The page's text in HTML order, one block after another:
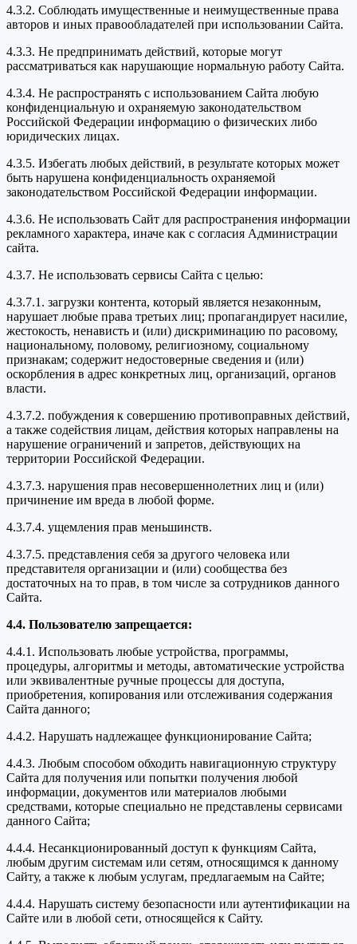
4.3.2. Соблюдать имущественные и неимущественные права
авторов и иных правообладателей при использовании Сайта.
4.3.3. Не предпринимать действий, которые могут
рассматриваться как нарушающие нормальную работу Сайта.
4.3.4. Не распространять с использованием Сайта любую
конфиденциальную и охраняемую законодательством
Российской Федерации информацию о физических либо
юридических лицах.
4.3.5. Избегать любых действий, в результате которых может
быть нарушена конфиденциальность охраняемой
законодательством Российской Федерации информации.
4.3.6. Не использовать Сайт для распространения информации
рекламного характера, иначе как с согласия Администрации
сайта.
4.3.7. Не использовать сервисы Сайта с целью:
4.3.7.1. загрузки контента, который является незаконным,
нарушает любые права третьих лиц; пропагандирует насилие,
жестокость, ненависть и (или) дискриминацию по расовому,
национальному, половому, религиозному, социальному
признакам; содержит недостоверные сведения и (или)
оскорбления в адрес конкретных лиц, организаций, органов
власти.
4.3.7.2. побуждения к совершению противоправных действий,
а также содействия лицам, действия которых направлены на
нарушение ограничений и запретов, действующих на
территории Российской Федерации.
4.3.7.3. нарушения прав несовершеннолетних лиц и (или)
причинение им вреда в любой форме.
4.3.7.4. ущемления прав меньшинств.
4.3.7.5. представления себя за другого человека или
представителя организации и (или) сообщества без
достаточных на то прав, в том числе за сотрудников данного
Сайта.
4.4. Пользователю запрещается:
4.4.1. Использовать любые устройства, программы,
процедуры, алгоритмы и методы, автоматические устройства
или эквивалентные ручные процессы для доступа,
приобретения, копирования или отслеживания содержания
Сайта данного;
4.4.2. Нарушать надлежащее функционирование Сайта;
4.4.3. Любым способом обходить навигационную структуру
Сайта для получения или попытки получения любой
информации, документов или материалов любыми
средствами, которые специально не представлены сервисами
данного Сайта;
4.4.4. Несанкционированный доступ к функциям Сайта,
любым другим системам или сетям, относящимся к данному
Сайту, а также к любым услугам, предлагаемым на Сайте;
4.4.4. Нарушать систему безопасности или аутентификации на
Сайте или в любой сети, относящейся к Сайту.